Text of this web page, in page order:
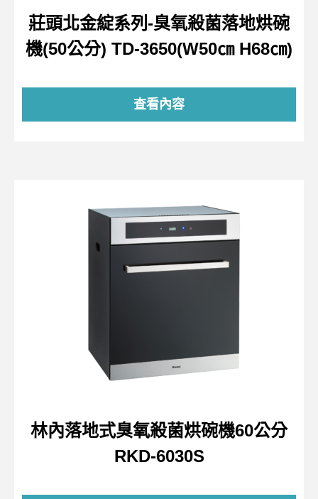
莊頭北金綻系列-臭氧殺菌落地烘碗
機(50公分) TD-3650(W50㎝ H68㎝)
查看內容
林內落地式臭氧殺菌烘碗機60公分
RKD-6030S